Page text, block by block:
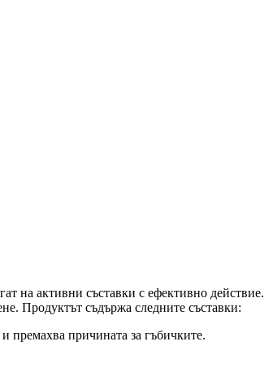
на активни съставки с ефективно действие.
Продуктът съдържа следните съставки:
премахва причината за гъбичките.